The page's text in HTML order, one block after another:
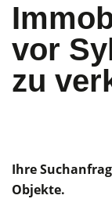
vor
zu
Ihre
Objekte.